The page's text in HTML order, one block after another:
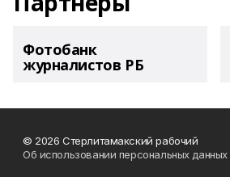
Фотобанк
журналистов РБ
© 2026 Стерлитамакский рабочий
Об использовании персональных данных